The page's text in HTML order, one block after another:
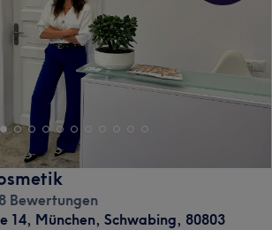
Bewertungen
14, München, Schwabing, 80803